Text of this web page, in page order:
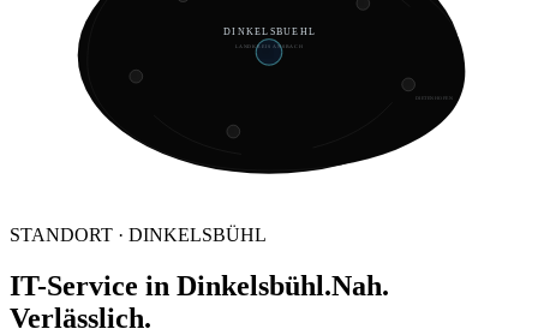
DINKELSBUEHL
LANDKREIS ANSBACH
DIETENHOFEN
STANDORT · DINKELSBÜHL
IT-Service in Dinkelsbühl.Nah.
Verlässlich.